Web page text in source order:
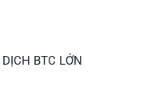
BTC LỚN